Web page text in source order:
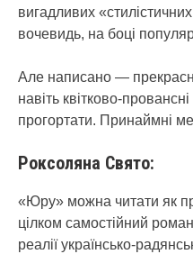
вигадливих
вочевидь, на боці
Але написано —
навіть квітково-
прогортати. Принаймні
Роксоляна Свято:
«Юру» можна читати як
цілком самостійний
реалії українсько-